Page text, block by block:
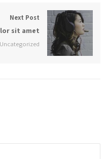
Next Post
sit amet
Uncategorized